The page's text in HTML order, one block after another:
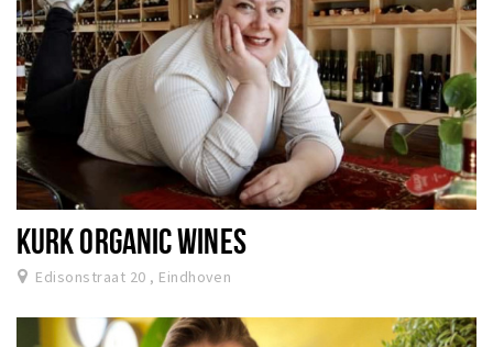
KURK ORGANIC WINES
Edisonstraat 20 , Eindhoven